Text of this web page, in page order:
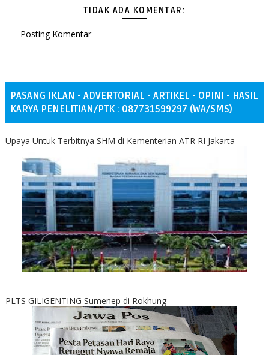
TIDAK ADA KOMENTAR:
Posting Komentar
PASANG IKLAN - ADVERTORIAL - ARTIKEL - OPINI - HASIL
KARYA PENELITIAN/PTK : 087731599297 (WA/SMS)
Upaya Untuk Terbitnya SHM di Kementerian ATR RI Jakarta
PLTS GILIGENTING Sumenep di Rokhung